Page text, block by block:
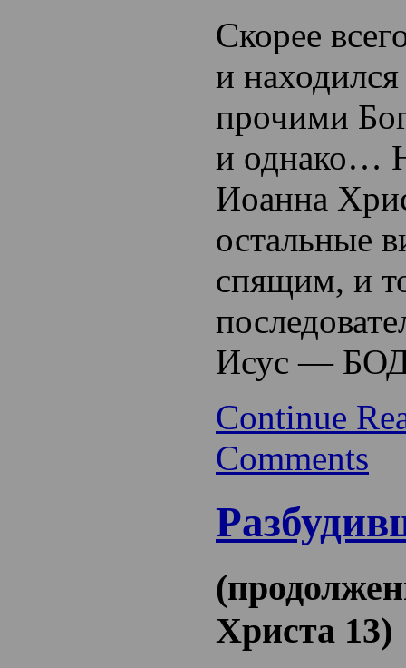
Скорее
и
прочими
и однако…
Иоанна
остальные
спящим, и
Исус —
Continue
Comments
Христа 13)